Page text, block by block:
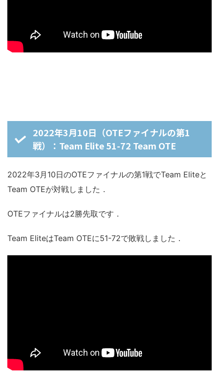
2022年3月10日（OTEファイナルの第1
戦）：Team Elite 51-72 Team OTE
2022年3月10日のOTEファイナルの第1戦でTeam Eliteと
Team OTEが対戦しました．
OTEファイナルは2勝先取です．
Team EliteはTeam OTEに51-72で敗戦しました．